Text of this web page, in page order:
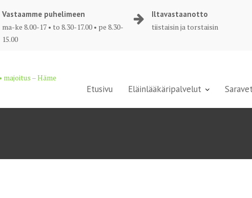
Vastaamme puhelimeen
ma-ke 8.00-17 • to 8.30-17.00 • pe 8.30-
15.00
Iltavastaanotto
tiistaisin ja torstaisin
– Häme
Etusivu Eläinlääkäripalvelut